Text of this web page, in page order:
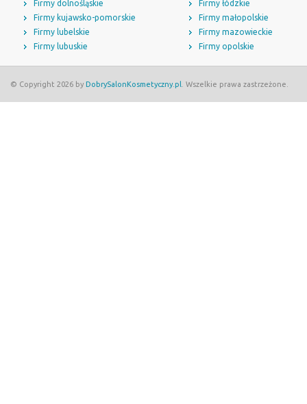
Firmy dolnośląskie
Firmy kujawsko-pomorskie
Firmy lubelskie
Firmy lubuskie
Firmy łódzkie
Firmy małopolskie
Firmy mazowieckie
Firmy opolskie
© Copyright 2026 by DobrySalonKosmetyczny.pl . Wszelkie prawa zastrzeżone.